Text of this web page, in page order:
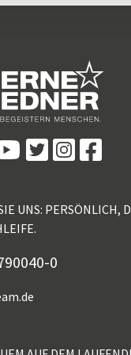
UNS: PERSÖNLICH,
0